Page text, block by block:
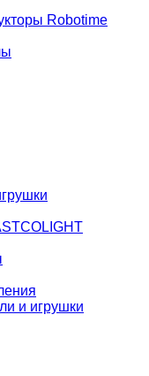
Robotime
и игрушки